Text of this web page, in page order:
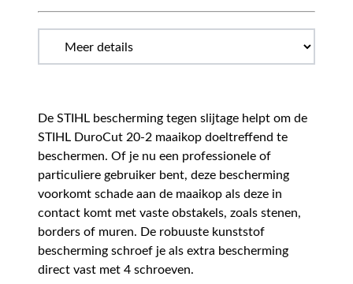
De STIHL bescherming tegen slijtage helpt om de
STIHL DuroCut 20-2 maaikop doeltreffend te
beschermen. Of je nu een professionele of
particuliere gebruiker bent, deze bescherming
voorkomt schade aan de maaikop als deze in
contact komt met vaste obstakels, zoals stenen,
borders of muren. De robuuste kunststof
bescherming schroef je als extra bescherming
direct vast met 4 schroeven.